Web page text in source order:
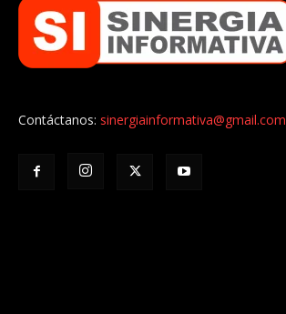
Contáctanos: sinergiainformativa@gmail.com